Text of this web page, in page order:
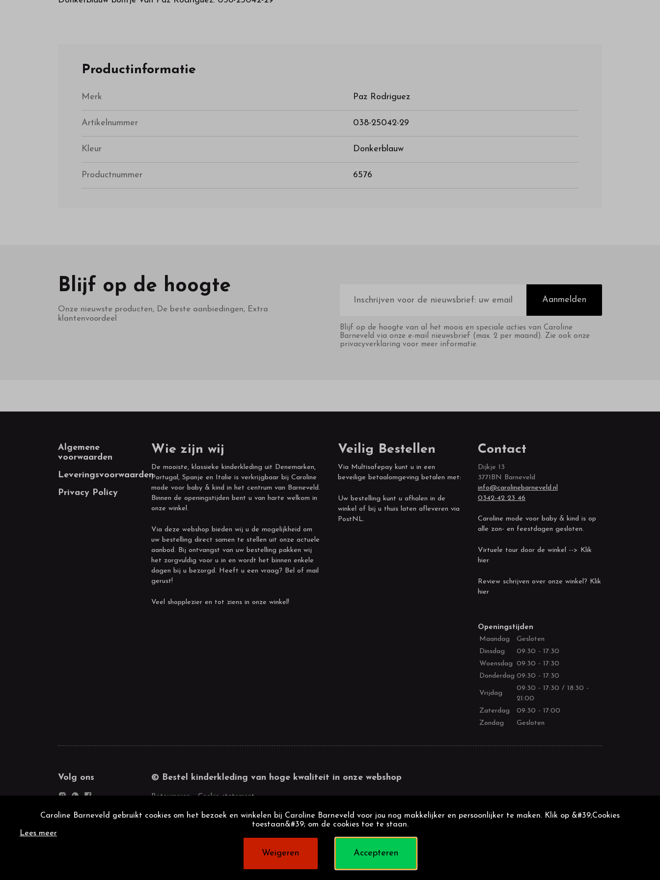
Productinformatie
Merk Paz Rodriguez
Artikelnummer 038-25042-29
Kleur Donkerblauw
Productnummer 6576
Blijf op de hoogte
Onze nieuwste producten, De beste aanbiedingen, Extra
klantenvoordeel
mailadres
Aanmelden
Blijf op de hoogte van al het moois en speciale acties van Caroline
Barneveld via onze e-mail nieuwsbrief (max. 2 per maand). Zie ook onze
privacyverklaring voor meer informatie.
Footer
Algemene
voorwaarden
Leveringsvoorwaarden
Privacy Policy
Wie zijn wij
De mooiste, klassieke kinderkleding uit Denemarken,
Portugal, Spanje en Italie is verkrijgbaar bij Caroline
mode voor baby & kind in het centrum van Barneveld.
Binnen de openingstijden bent u van harte welkom in
onze winkel.
Via deze webshop bieden wij u de mogelijkheid om
uw bestelling direct samen te stellen uit onze actuele
aanbod. Bij ontvangst van uw bestelling pakken wij
het zorgvuldig voor u in en wordt het binnen enkele
dagen bij u bezorgd. Heeft u een vraag? Bel of mail
gerust!
Veel shopplezier en tot ziens in onze winkel!
Veilig Bestellen
Via Multisafepay kunt u in een
beveilige betaalomgeving betalen met:
Uw bestelling kunt u afhalen in de
winkel of bij u thuis laten afleveren via
PostNL.
Contact
Dijkje 13
3771BN Barneveld
info@carolinebarneveld.nl
0342-42 23 46
Caroline mode voor baby & kind is op
alle zon- en feestdagen gesloten.
Virtuele tour door de winkel --> Klik
hier
Review schrijven over onze winkel? Klik
hier
Openingstijden
Maandag
Gesloten
Dinsdag
09:30 - 17:30
Woensdag 09:30 - 17:30
Donderdag 09:30 - 17:30
Vrijdag
09:30 - 17:30 / 18:30 -
21:00
Zaterdag
09:30 - 17:00
Zondag
Gesloten
Volg ons © Bestel kinderkleding van hoge kwaliteit in onze webshop
Retourneren Cookie statement
Caroline Barneveld gebruikt cookies om het bezoek en winkelen bij Caroline Barneveld voor jou nog makkelijker en persoonlijker te maken. Klik op &#39;Cookies
toestaan&#39; om de cookies toe te staan.
Lees meer
Weigeren Accepteren